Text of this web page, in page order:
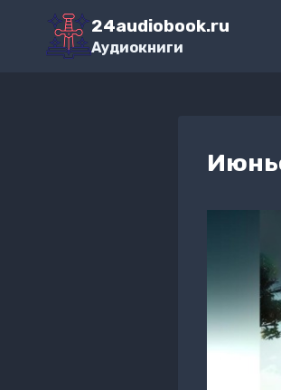
Перейти
содержимому
24audiobook.ru
Аудиокниги